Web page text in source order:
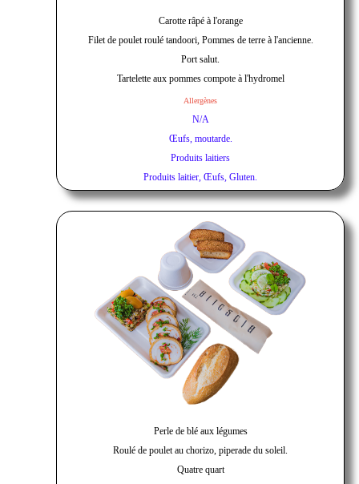
Carotte râpé à l'orange
Filet de poulet roulé tandoori, Pommes de terre à l'ancienne.
Port salut.
Tartelette aux pommes compote à l'hydromel
Allergènes
N/A
Œufs, moutarde.
Produits laitiers
Produits laitier, Œufs, Gluten.
Perle de blé aux légumes
Roulé de poulet au chorizo, piperade du soleil.
Quatre quart